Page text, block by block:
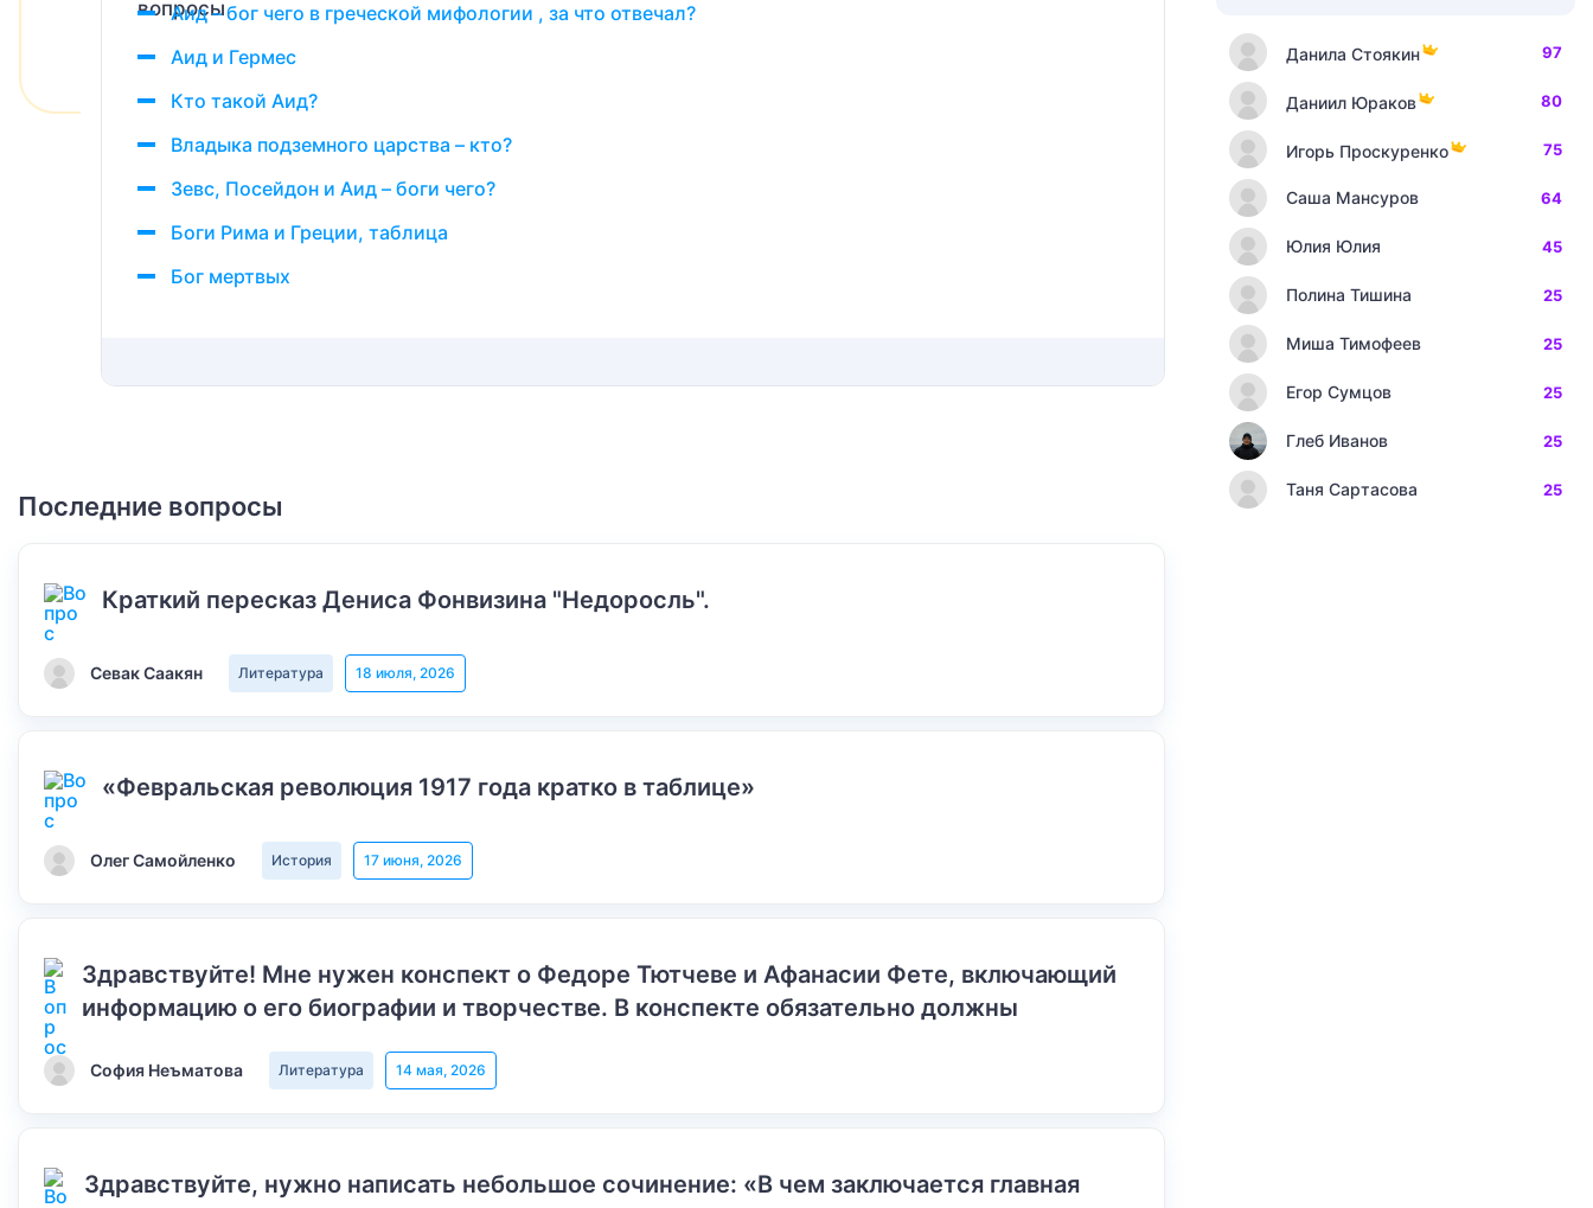
Аид – бог чего в греческой мифологии , за что отвечал?
Аид и Гермес
Кто такой Аид?
Владыка подземного царства – кто?
Зевс, Посейдон и Аид – боги чего?
Боги Рима и Греции, таблица
Бог мертвых
Последние вопросы
Краткий пересказ Дениса Фонвизина "Недоросль".
Севак Саакян Литература 18 июля, 2026
«Февральская революция 1917 года кратко в таблице»
Олег Самойленко История 17 июня, 2026
Здравствуйте! Мне нужен конспект о Федоре Тютчеве и Афанасии Фете, включающий
информацию о его биографии и творчестве. В конспекте обязательно должны
София Неъматова Литература 14 мая, 2026
Здравствуйте, нужно написать небольшое сочинение: «В чем заключается главная
Данила Стоякин 97
Даниил Юраков 80
Игорь Проскуренко 75
Саша Мансуров 64
Юлия Юлия 45
Полина Тишина 25
Миша Тимофеев 25
Егор Сумцов 25
Глеб Иванов 25
Таня Сартасова 25